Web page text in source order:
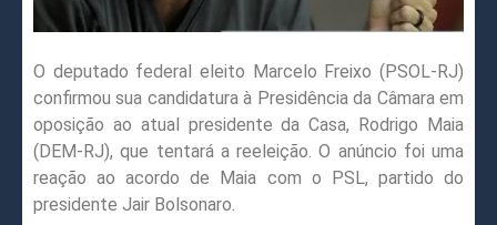
O deputado federal eleito Marcelo Freixo (PSOL-RJ)
confirmou sua candidatura à Presidência da Câmara em
oposição ao atual presidente da Casa, Rodrigo Maia
(DEM-RJ), que tentará a reeleição. O anúncio foi uma
reação ao acordo de Maia com o PSL, partido do
presidente Jair Bolsonaro.